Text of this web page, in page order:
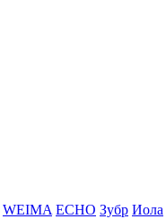
WEIMA ЕСНО Зубр Иола